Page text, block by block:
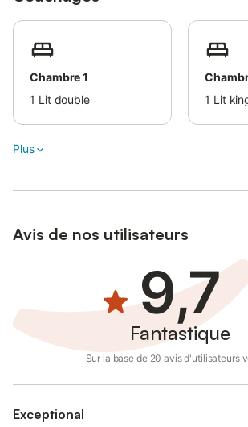
Chambre 1
1 Lit double
1 Lit
Plus
Avis de nos utilisateurs
9,7
Fantastique
Sur la base de 20 avis d'utilisateurs
Exceptional